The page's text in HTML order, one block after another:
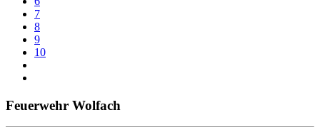
7
8
9
10
Feuerwehr Wolfach